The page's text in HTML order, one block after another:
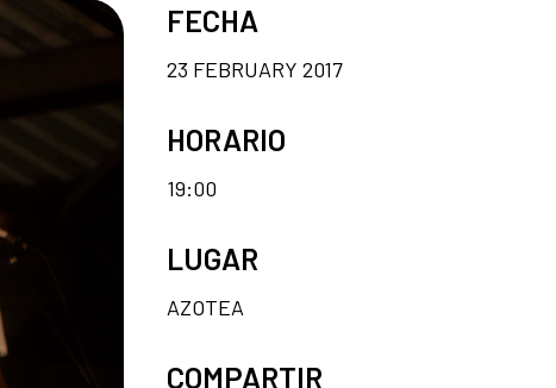
FECHA
23 FEBRUARY 2017
HORARIO
19:00
LUGAR
AZOTEA
COMPARTIR